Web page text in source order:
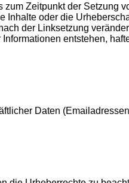
zum Zeitpunkt der Setzung
Inhalte oder die
der Linksetzung
entstehen,
Daten